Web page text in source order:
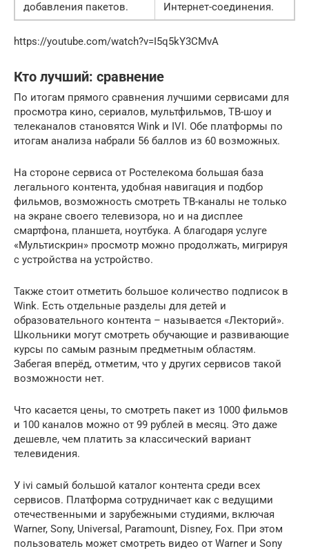
добавления пакетов.
Интернет-соединения.
https://youtube.com/watch?v=I5q5kY3CMvA
Кто лучший: сравнение
По итогам прямого сравнения лучшими сервисами для
просмотра кино, сериалов, мультфильмов, ТВ-шоу и
телеканалов становятся Wink и IVI. Обе платформы по
итогам анализа набрали 56 баллов из 60 возможных.
На стороне сервиса от Ростелекома большая база
легального контента, удобная навигация и подбор
фильмов, возможность смотреть ТВ-каналы не только
на экране своего телевизора, но и на дисплее
смартфона, планшета, ноутбука. А благодаря услуге
«Мультискрин» просмотр можно продолжать, мигрируя
с устройства на устройство.
Также стоит отметить большое количество подписок в
Wink. Есть отдельные разделы для детей и
образовательного контента – называется «Лекторий».
Школьники могут смотреть обучающие и развивающие
курсы по самым разным предметным областям.
Забегая вперёд, отметим, что у других сервисов такой
возможности нет.
Что касается цены, то смотреть пакет из 1000 фильмов
и 100 каналов можно от 99 рублей в месяц. Это даже
дешевле, чем платить за классический вариант
телевидения.
У ivi самый большой каталог контента среди всех
сервисов. Платформа сотрудничает как с ведущими
отечественными и зарубежными студиями, включая
Warner, Sony, Universal, Paramount, Disney, Fox. При этом
пользователь может смотреть видео от Warner и Sony